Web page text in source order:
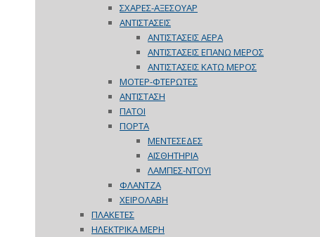
ΣΧΑΡΕΣ-ΑΞΕΣΟΥΑΡ
ΑΝΤΙΣΤΑΣΕΙΣ
ΑΝΤΙΣΤΑΣΕΙΣ ΑΕΡΑ
ΑΝΤΙΣΤΑΣΕΙΣ ΕΠΑΝΩ ΜΕΡΟΣ
ΑΝΤΙΣΤΑΣΕΙΣ ΚΑΤΩ ΜΕΡΟΣ
ΜΟΤΕΡ-ΦΤΕΡΩΤΕΣ
ΑΝΤΙΣΤΑΣΗ
ΠΑΤΟΙ
ΠΟΡΤΑ
ΜΕΝΤΕΣΕΔΕΣ
ΑΙΣΘΗΤΗΡΙΑ
ΛΑΜΠΕΣ-ΝΤΟΥΙ
ΦΛΑΝΤΖΑ
ΧΕΙΡΟΛΑΒΗ
ΠΛΑΚΕΤΕΣ
ΗΛΕΚΤΡΙΚΑ ΜΕΡΗ